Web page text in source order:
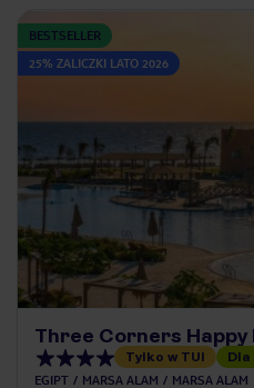
BESTSELLER
25% ZALICZKI LATO 2026
Three Corners
Tylko w TUI Dla
EGIPT MARSA ALAM MARSA ALAM